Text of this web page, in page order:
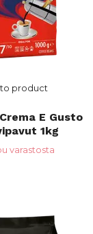
to product
E Gusto
1kg
varastosta